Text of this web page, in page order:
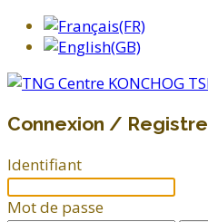
Connexion / Registre
Identifiant
Mot de passe